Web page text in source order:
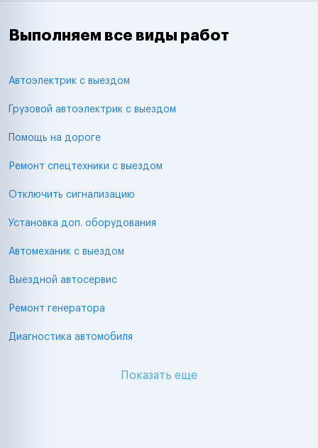
Выполняем все виды работ
Автоэлектрик с выездом
Грузовой автоэлектрик с выездом
Помощь на дороге
Ремонт спецтехники с выездом
Отключить сигнализацию
Установка доп. оборудования
Автомеханик с выездом
Выездной автосервис
Ремонт генератора
Диагностика автомобиля
Показать еще